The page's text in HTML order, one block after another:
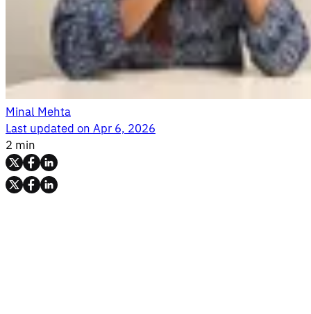
Minal Mehta
Last updated onApr 6, 2026
2 min